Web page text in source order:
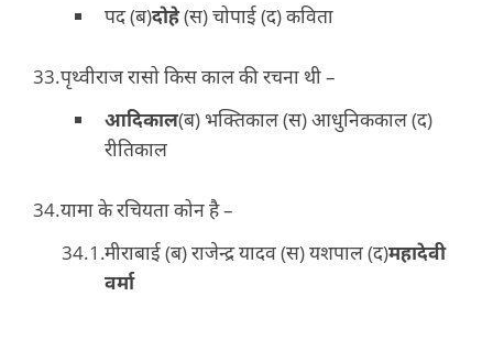
पद (ब)दोहे(स) चोपाई (द) कविता
पृथ्वीराज रासो किस काल की रचना थी –
आदिकाल(ब) भक्तिकाल (स) आधुनिककाल (द)
रीतिकाल
यामा के रचियता कोन है –
मीराबाई (ब) राजेन्द्र यादव (स) यशपाल (द)महादेवी
वर्मा